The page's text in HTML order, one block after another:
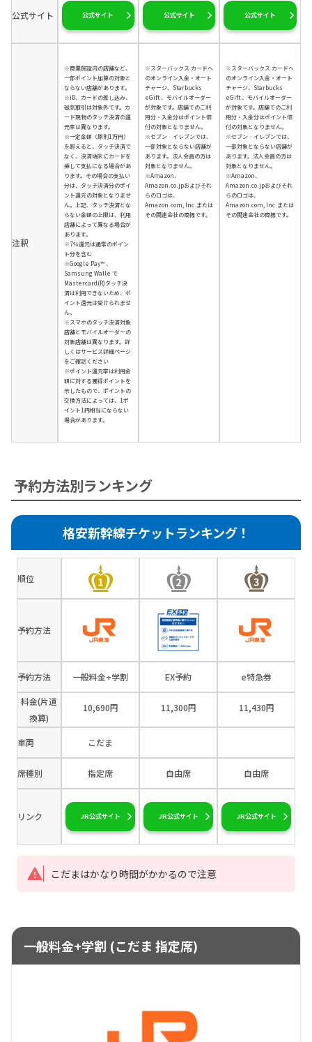
公式サイト 公式サイト 公式サイト 公式サイト
注釈
※商業施設内の店舗など、
一部ポイント加算の対象と
ならない店舗があります。
※iD、カードの差し込み、
磁気取引は対象外です。カ
ード現物のタッチ決済の還
元率は異なります。
※一定金額（原則1万円）
を超えると、タッチ決済で
なく、決済端末にカードを
挿して支払になる場合があ
ります。その場合の支払い
分は、タッチ決済分のポイ
ント還元の対象となりませ
ん。上記、タッチ決済とな
らない金額の上限は、利用
店舗によって異なる場合が
あります。
※7％還元は通常のポイン
ト分を含む
※Google Pay™ 、
Samsung Walle で
Mastercard(R)タッチ決
済は利用できないため、ポ
イント還元は受けられませ
ん。
※スマホのタッチ決済対象
店舗とモバイルオーダーの
対象店舗は異なります。詳
しくはサービス詳細ページ
をご確認ください
※ポイント還元率は利用金
額に対する獲得ポイントを
示したもので、ポイントの
交換方法によっては、1ポ
イント1円相当にならない
場合があります。
※スターバックス カードへ
のオンライン入金・オート
チャージ、Starbucks
eGift 、モバイルオーダー
が対象です。店舗でのご利
用分・入金分はポイント倍
付の対象となりません。
※セブン‐イレブンでは、
一部対象とならない店舗が
あります。法人会員の方は
対象となりません。
※Amazon、
Amazon.co.jpおよびそれ
らのロゴは、
Amazon.com, Inc.または
その関連会社の商標です。
※スターバックス カードへ
のオンライン入金・オート
チャージ、Starbucks
eGift 、モバイルオーダー
が対象です。店舗でのご利
用分・入金分はポイント倍
付の対象となりません。
※セブン‐イレブンでは、
一部対象とならない店舗が
あります。法人会員の方は
対象となりません。
※Amazon、
Amazon.co.jpおよびそれ
らのロゴは、
Amazon.com, Inc.または
その関連会社の商標です。
予約方法別ランキング
格安新幹線チケットランキング！
順位
予約方法
予約方法 一般料金+学割 EX予約 e特急券
料金(片道
換算)
10,690円 11,300円 11,430円
車両 こだま
席種別 指定席 自由席 自由席
リンク JR公式サイト JR公式サイト JR公式サイト
こだまはかなり時間がかかるので注意
一般料金+学割 (こだま 指定席)